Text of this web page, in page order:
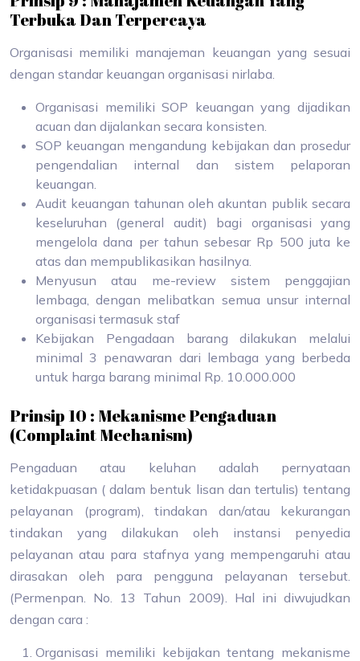
Terbuka Dan Terpercaya
Organisasi memiliki manajeman keuangan yang sesuai
dengan standar keuangan organisasi nirlaba.
Organisasi memiliki SOP keuangan yang dijadikan
acuan dan dijalankan secara konsisten.
SOP keuangan mengandung kebijakan dan prosedur
pengendalian internal dan sistem pelaporan
keuangan.
Audit keuangan tahunan oleh akuntan publik secara
keseluruhan (general audit) bagi organisasi yang
mengelola dana per tahun sebesar Rp 500 juta ke
atas dan mempublikasikan hasilnya.
Menyusun atau me-review sistem penggajian
lembaga, dengan melibatkan semua unsur internal
organisasi termasuk staf
Kebijakan Pengadaan barang dilakukan melalui
minimal 3 penawaran dari lembaga yang berbeda
untuk harga barang minimal Rp. 10.000.000
Prinsip 10 : Mekanisme Pengaduan
(Complaint Mechanism)
Pengaduan atau keluhan adalah pernyataan
ketidakpuasan ( dalam bentuk lisan dan tertulis) tentang
pelayanan (program), tindakan dan/atau kekurangan
tindakan yang dilakukan oleh instansi penyedia
pelayanan atau para stafnya yang mempengaruhi atau
dirasakan oleh para pengguna pelayanan tersebut.
(Permenpan. No. 13 Tahun 2009). Hal ini diwujudkan
dengan cara :
Organisasi memiliki kebijakan tentang mekanisme